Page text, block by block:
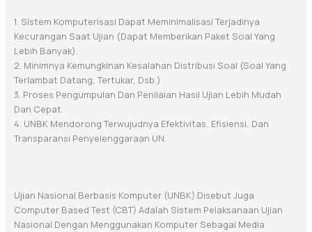
1. Sistem Komputerisasi Dapat Meminimalisasi Terjadinya
Kecurangan Saat Ujian (dapat Memberikan Paket Soal Yang
Lebih Banyak).
2. Minimnya Kemungkinan Kesalahan Distribusi Soal (soal Yang
Terlambat Datang, Tertukar, Dsb.)
3. Proses Pengumpulan Dan Penilaian Hasil Ujian Lebih Mudah
Dan Cepat.
4. UNBK Mendorong Terwujudnya Efektivitas, Efisiensi, Dan
Transparansi Penyelenggaraan UN.
Ujian Nasional Berbasis Komputer (UNBK) Disebut Juga
Computer Based Test (CBT) Adalah Sistem Pelaksanaan Ujian
Nasional Dengan Menggunakan Komputer Sebagai Media